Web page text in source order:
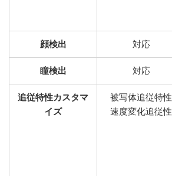
顔検出 対応
瞳検出 対応
追従特性カスタマ
イズ
被写体追従特性
速度変化追従性